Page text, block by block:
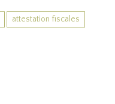
attestation fiscales